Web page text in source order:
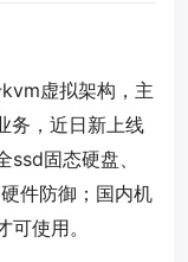
虚拟架构，主
务，近日新上线
固态硬盘、
件防御；国内机
使用。